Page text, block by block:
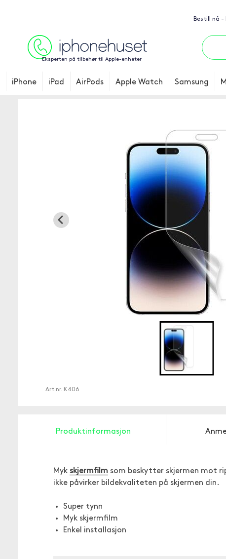
Bestill nå -
Eksperten på tilbehør til Apple-enheter
iPhone iPad AirPods Apple Watch Samsung
Art.nr. K406
Produktinformasjon
Myk skjermfilm som beskytter skjermen mot
ikke påvirker bildekvaliteten på skjermen din.
Super tynn
Myk skjermfilm
Enkel installasjon